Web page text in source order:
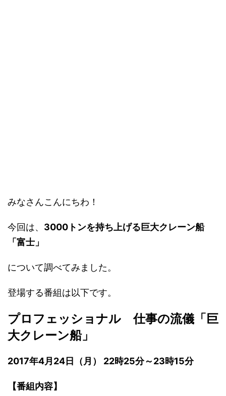
みなさんこんにちわ！
今回は、 3000トンを持ち上げる巨大クレーン船
「富士」
について調べてみました。
登場する番組は以下です。
プロフェッショナル 仕事の流儀「巨
大クレーン船」
2017年4月24日（月） 22時25分～23時15分
【番組内容】